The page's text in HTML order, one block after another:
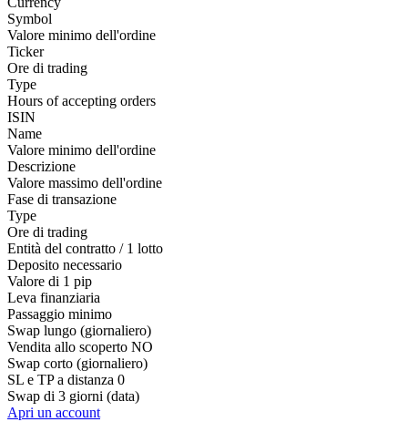
Symbol
Valore minimo dell'ordine
Ticker
Ore di trading
Type
Hours of accepting orders
ISIN
Name
Valore minimo dell'ordine
Descrizione
Valore massimo dell'ordine
Fase di transazione
Type
Ore di trading
Entità del contratto / 1 lotto
Deposito necessario
Valore di 1 pip
Leva finanziaria
Passaggio minimo
Swap lungo (giornaliero)
Vendita allo scoperto NO
Swap corto (giornaliero)
SL e TP a distanza 0
Swap di 3 giorni (data)
Apri un account